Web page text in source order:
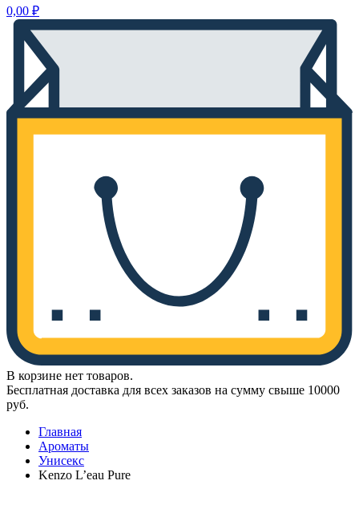
0,00 ₽
В корзине нет товаров.
Бесплатная доставка для всех заказов на сумму свыше 10000
руб.
Главная
Ароматы
Унисекс
Kenzo L’eau Pure